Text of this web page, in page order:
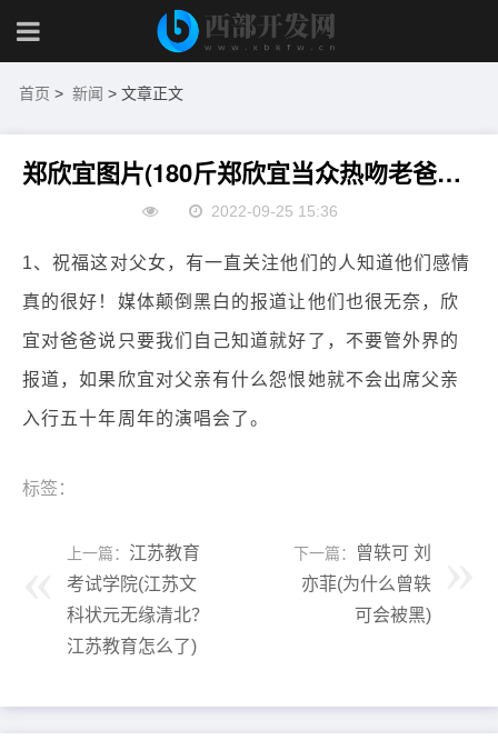
首页 > 新闻 > 文章正文
郑欣宜图片(180斤郑欣宜当众热吻老爸郑少秋，化解“不负责任”尴尬)
2022-09-25 15:36
1、祝福这对父女，有一直关注他们的人知道他们感情
真的很好！媒体颠倒黑白的报道让他们也很无奈，欣
宜对爸爸说只要我们自己知道就好了，不要管外界的
报道，如果欣宜对父亲有什么怨恨她就不会出席父亲
入行五十年周年的演唱会了。
标签：
上一篇： 江苏教育
考试学院(江苏文
科状元无缘清北？
江苏教育怎么了)
下一篇：
曾轶可 刘
亦菲(为什么曾轶
可会被黑)